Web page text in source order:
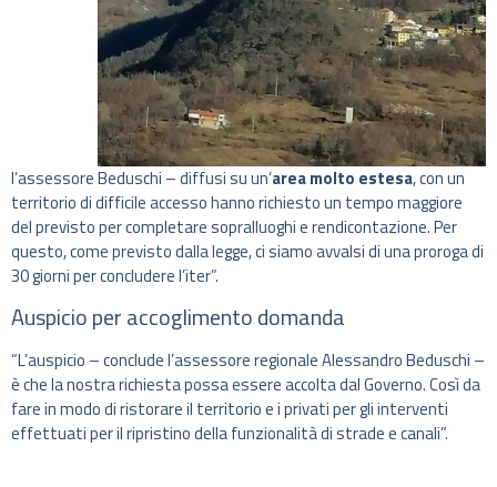
l’assessore Beduschi – diffusi su un’area molto estesa, con un
territorio di difficile accesso hanno richiesto un tempo maggiore
del previsto per completare sopralluoghi e rendicontazione. Per
questo, come previsto dalla legge, ci siamo avvalsi di una proroga di
30 giorni per concludere l’iter”.
Auspicio per accoglimento domanda
“L’auspicio – conclude l’assessore regionale Alessandro Beduschi –
è che la nostra richiesta possa essere accolta dal Governo. Così da
fare in modo di ristorare il territorio e i privati per gli interventi
effettuati per il ripristino della funzionalità di strade e canali”.